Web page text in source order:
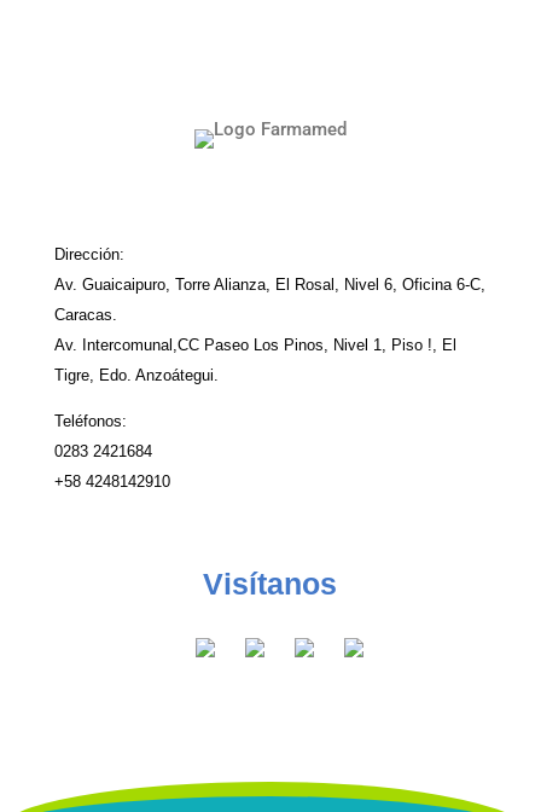
Dirección:
Av. Guaicaipuro, Torre Alianza, El Rosal, Nivel 6, Oficina 6-C,
Caracas.
Av. Intercomunal,CC Paseo Los Pinos, Nivel 1, Piso !, El
Tigre, Edo. Anzoátegui.
Teléfonos:
0283 2421684
+58 4248142910
Visítanos